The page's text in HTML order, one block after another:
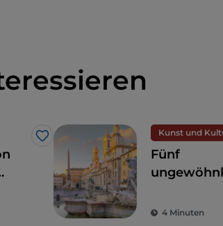
Like
Kunst und
Fünf
in Rom
4 Minuten